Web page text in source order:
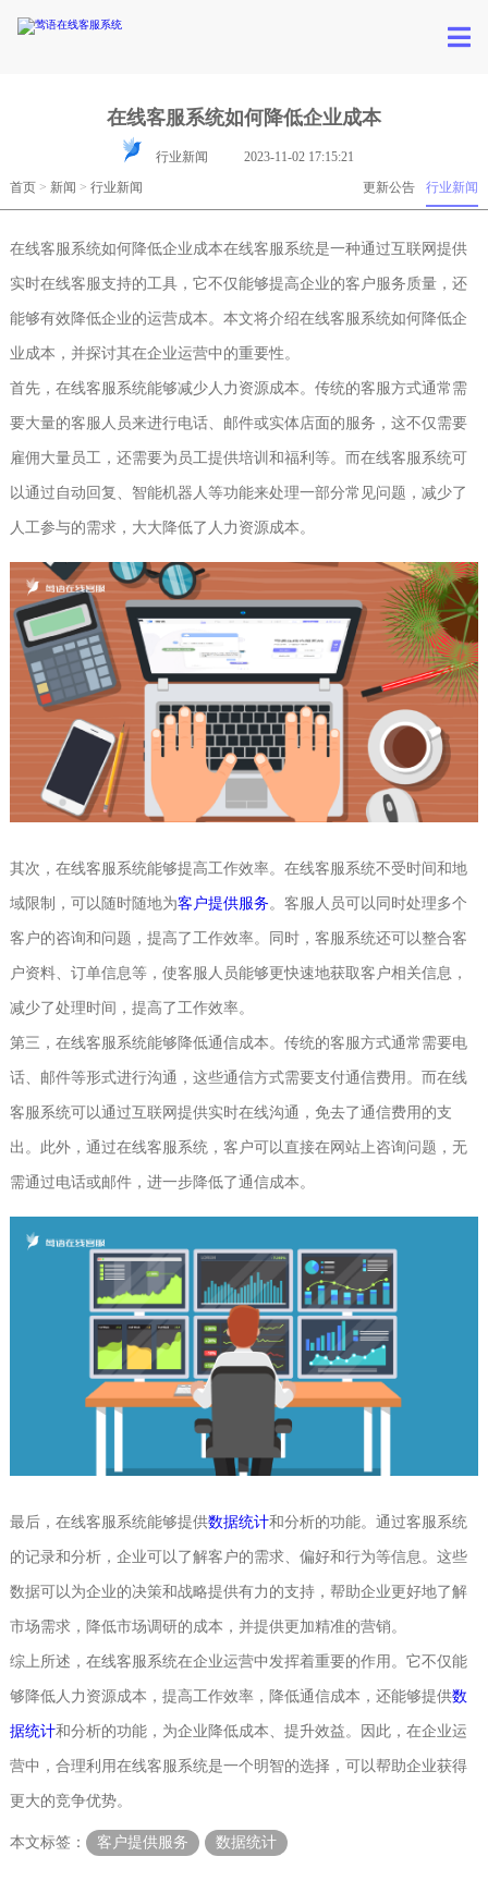
在线客服系统如何降低企业成本
行业新闻
2023-11-02 17:15:21
行业新闻
更新公告
首页> 新闻 > 行业新闻
在线客服系统如何降低企业成本在线客服系统是一种通过互联网提供
实时在线客服支持的工具，它不仅能够提高企业的客户服务质量，还
能够有效降低企业的运营成本。本文将介绍在线客服系统如何降低企
业成本，并探讨其在企业运营中的重要性。
首先，在线客服系统能够减少人力资源成本。传统的客服方式通常需
要大量的客服人员来进行电话、邮件或实体店面的服务，这不仅需要
雇佣大量员工，还需要为员工提供培训和福利等。而在线客服系统可
以通过自动回复、智能机器人等功能来处理一部分常见问题，减少了
人工参与的需求，大大降低了人力资源成本。
其次，在线客服系统能够提高工作效率。在线客服系统不受时间和地
域限制，可以随时随地为客户提供服务 。客服人员可以同时处理多个
客户的咨询和问题，提高了工作效率。同时，客服系统还可以整合客
户资料、订单信息等，使客服人员能够更快速地获取客户相关信息，
减少了处理时间，提高了工作效率。
第三，在线客服系统能够降低通信成本。传统的客服方式通常需要电
话、邮件等形式进行沟通，这些通信方式需要支付通信费用。而在线
客服系统可以通过互联网提供实时在线沟通，免去了通信费用的支
出。此外，通过在线客服系统，客户可以直接在网站上咨询问题，无
需通过电话或邮件，进一步降低了通信成本。
最后，在线客服系统能够提供数据统计和分析的功能。通过客服系统
的记录和分析，企业可以了解客户的需求、偏好和行为等信息。这些
数据可以为企业的决策和战略提供有力的支持，帮助企业更好地了解
市场需求，降低市场调研的成本，并提供更加精准的营销。
综上所述，在线客服系统在企业运营中发挥着重要的作用。它不仅能
够降低人力资源成本，提高工作效率，降低通信成本，还能够提供数
据统计和分析的功能，为企业降低成本、提升效益。因此，在企业运
营中，合理利用在线客服系统是一个明智的选择，可以帮助企业获得
更大的竞争优势。
本文标签： 客户提供服务 数据统计